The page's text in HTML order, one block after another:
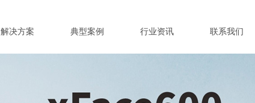
解决方案 典型案例 行业资讯 联系我们